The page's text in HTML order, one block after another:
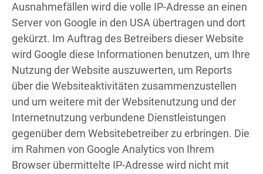
Ausnahmefällen wird die volle IP-Adresse an einen
Server von Google in den USA übertragen und dort
gekürzt. Im Auftrag des Betreibers dieser Website
wird Google diese Informationen benutzen, um Ihre
Nutzung der Website auszuwerten, um Reports
über die Websiteaktivitäten zusammenzustellen
und um weitere mit der Websitenutzung und der
Internetnutzung verbundene Dienstleistungen
gegenüber dem Websitebetreiber zu erbringen. Die
im Rahmen von Google Analytics von Ihrem
Browser übermittelte IP-Adresse wird nicht mit